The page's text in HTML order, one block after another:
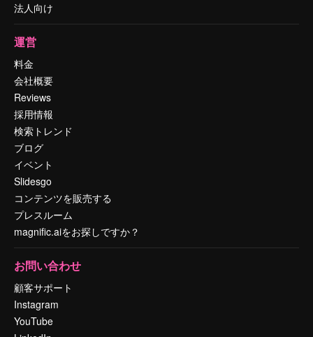
法人向け
運営
料金
会社概要
Reviews
採用情報
検索トレンド
ブログ
イベント
Slidesgo
コンテンツを販売する
プレスルーム
magnific.aiをお探しですか？
お問い合わせ
顧客サポート
Instagram
YouTube